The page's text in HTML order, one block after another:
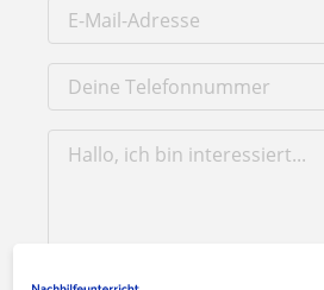
Durch Klicken auf eine der beiden